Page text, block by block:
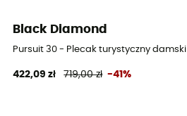
Black Diamond
Pursuit 30 - Plecak turystyczny damski
422,09 zł 719,00 zł -41%